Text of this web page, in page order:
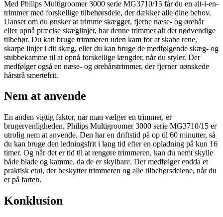
Med Philips Multigroomer 3000 serie MG3710/15 får du en alt-i-en-
trimmer med forskellige tilbehørsdele, der dækker alle dine behov.
Uanset om du ønsker at trimme skægget, fjerne næse- og ørehår
eller opnå præcise skæglinjer, har denne trimmer alt det nødvendige
tilbehør. Du kan bruge trimmeren uden kam for at skabe rene,
skarpe linjer i dit skæg, eller du kan bruge de medfølgende skæg- og
stubbekamme til at opnå forskellige længder, når du styler. Der
medfølger også en næse- og ørehårstrimmer, der fjerner uønskede
hårstrå smertefrit.
Nem at anvende
En anden vigtig faktor, når man vælger en trimmer, er
brugervenligheden. Philips Multigroomer 3000 serie MG3710/15 er
utrolig nem at anvende. Den har en driftstid på op til 60 minutter, så
du kan bruge den ledningsfrit i lang tid efter en opladning på kun 16
timer. Og når det er tid til at rengøre trimmeren, kan du nemt skylle
både blade og kamme, da de er skylbare. Der medfølger endda et
praktisk etui, der beskytter trimmeren og alle tilbehørsdelene, når du
er på farten.
Konklusion